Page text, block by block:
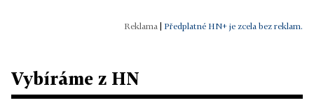
Předplatné HN+ je zcela bez reklam.
Vybíráme z HN